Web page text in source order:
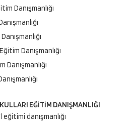
Danışmanlığı
Danışmanlığı
Danışmanlığı
EĞİTİM DANIŞMANLIĞI
danışmanlığı